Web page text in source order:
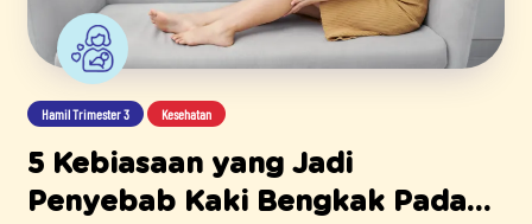
Hamil Trimester 3 Kesehatan
5 Kebiasaan yang Jadi
Penyebab Kaki Bengkak Pada